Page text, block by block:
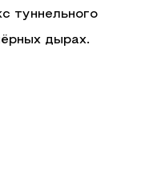
туннельного
дырах.